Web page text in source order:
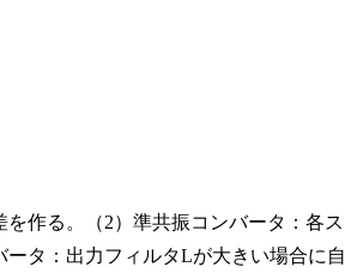
作る。（2）準共振コンバータ：各ス
タ：出力フィルタLが大きい場合に自